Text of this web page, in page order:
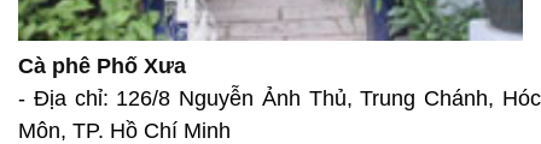
Cà phê Phố Xưa
- Địa chỉ: 126/8 Nguyễn Ảnh Thủ, Trung Chánh, Hóc
Môn, TP. Hồ Chí Minh